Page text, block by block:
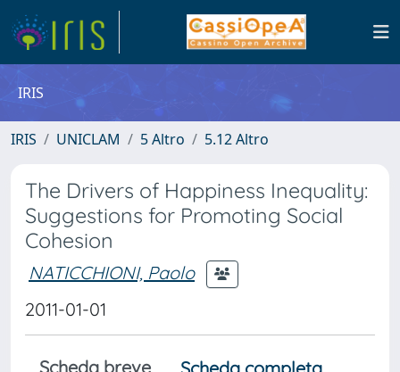
IRIS
IRIS UNICLAM 5 Altro 5.12 Altro
The Drivers of Happiness Inequality:
Suggestions for Promoting Social
Cohesion
NATICCHIONI, Paolo
2011-01-01
Scheda breve